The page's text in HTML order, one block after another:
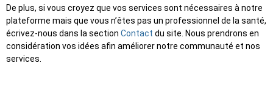
De plus, si vous croyez que vos services sont nécessaires à notre
plateforme mais que vous n’êtes pas un professionnel de la santé,
écrivez-nous dans la section Contact du site. Nous prendrons en
considération vos idées afin améliorer notre communauté et nos
services.